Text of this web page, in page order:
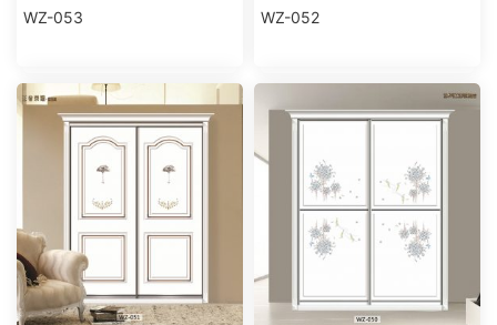
WZ-053 WZ-052